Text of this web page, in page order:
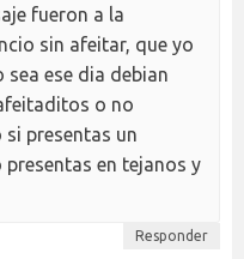
fueron a la
sin afeitar, que yo
sea ese dia debian
o no
si presentas un
en tejanos y
Responder